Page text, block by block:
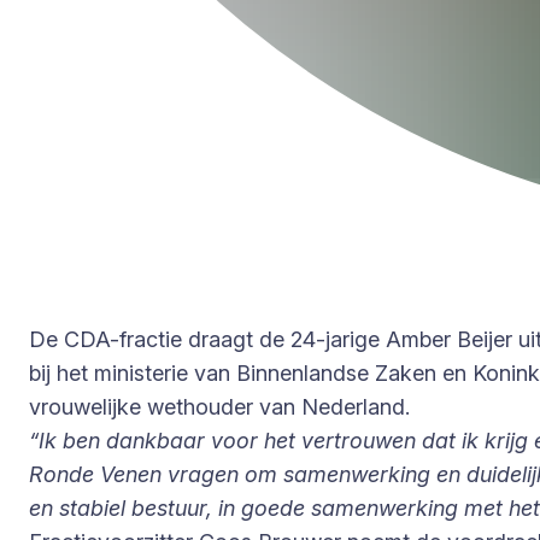
De CDA-fractie draagt de 24-jarige Amber Beijer
bij het ministerie van Binnenlandse Zaken en
vrouwelijke wethouder van Nederland.
“Ik ben dankbaar voor het vertrouwen dat ik
Ronde Venen vragen om samenwerking en
en stabiel bestuur, in goede samenwerking met